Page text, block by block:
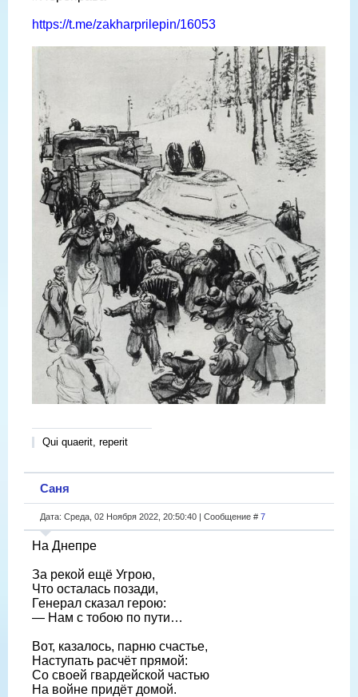
https://t.me/zakharprilepin/16053
Qui quaerit, reperit
Саня
Дата: Среда, 02 Ноября 2022, 20:50:40 | Сообщение # 7
На Днепре
За рекой ещё Угрою,
Что осталась позади,
Генерал сказал герою:
— Нам с тобою по пути…
Вот, казалось, парню счастье,
Наступать расчёт прямой:
Со своей гвардейской частью
На войне придёт домой.